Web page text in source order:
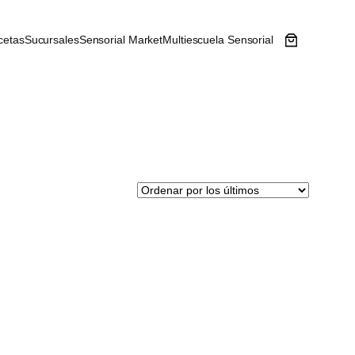
SucursalesSensorial MarketMultiescuela Sensorial